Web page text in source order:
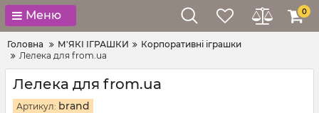
Меню 0
Головна М'ЯКІ ІГРАШКИ
Корпоративні іграшки
Лелека для from.ua
Лелека для from.ua
Артикул: brand